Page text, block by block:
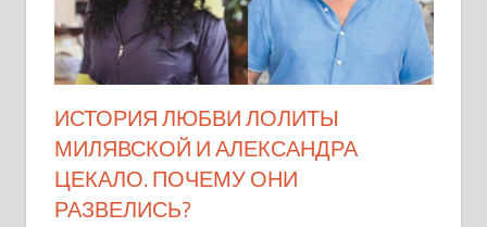
ИСТОРИЯ ЛЮБВИ ЛОЛИТЫ
МИЛЯВСКОЙ И АЛЕКСАНДРА
ЦЕКАЛО. ПОЧЕМУ ОНИ
РАЗВЕЛИСЬ?